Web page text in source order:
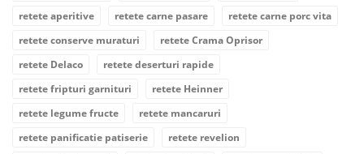
retete aperitive
retete carne pasare
retete carne porc vita
retete conserve muraturi
retete Crama Oprisor
retete Delaco
retete deserturi rapide
retete fripturi garnituri
retete Heinner
retete legume fructe
retete mancaruri
retete panificatie patiserie
retete revelion